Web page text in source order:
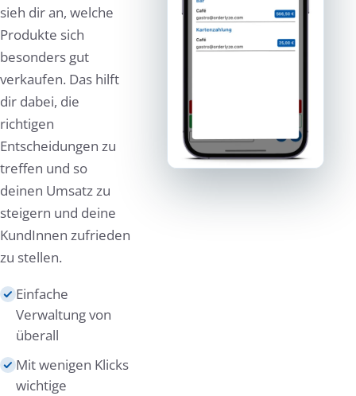
sieh dir an, welche
Produkte sich
besonders gut
verkaufen. Das hilft
dir dabei, die
richtigen
Entscheidungen zu
treffen und so
deinen Umsatz zu
steigern und deine
KundInnen zufrieden
zu stellen.
Einfache
Verwaltung von
überall
Mit wenigen Klicks
wichtige